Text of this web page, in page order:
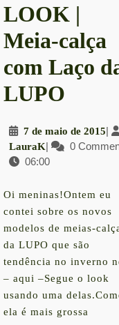
LOOK |
Meia-calça
com Laço
LUPOLOOK
Meia-
com
Laço
da
LUPO
7 de maio de 20157
de
|
LauraKLauraK
| 0
06:00
Oi meninas!Ontem eu
contei sobre os novos
modelos de meias-
da LUPO que são
tendência no inverno
– aqui –Segue o look
usando uma
ela é mais grossa